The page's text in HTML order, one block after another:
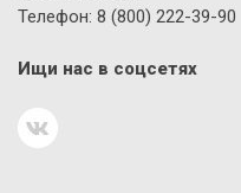
Телефон: 8 (800) 222-39-90
Ищи нас в соцсетях